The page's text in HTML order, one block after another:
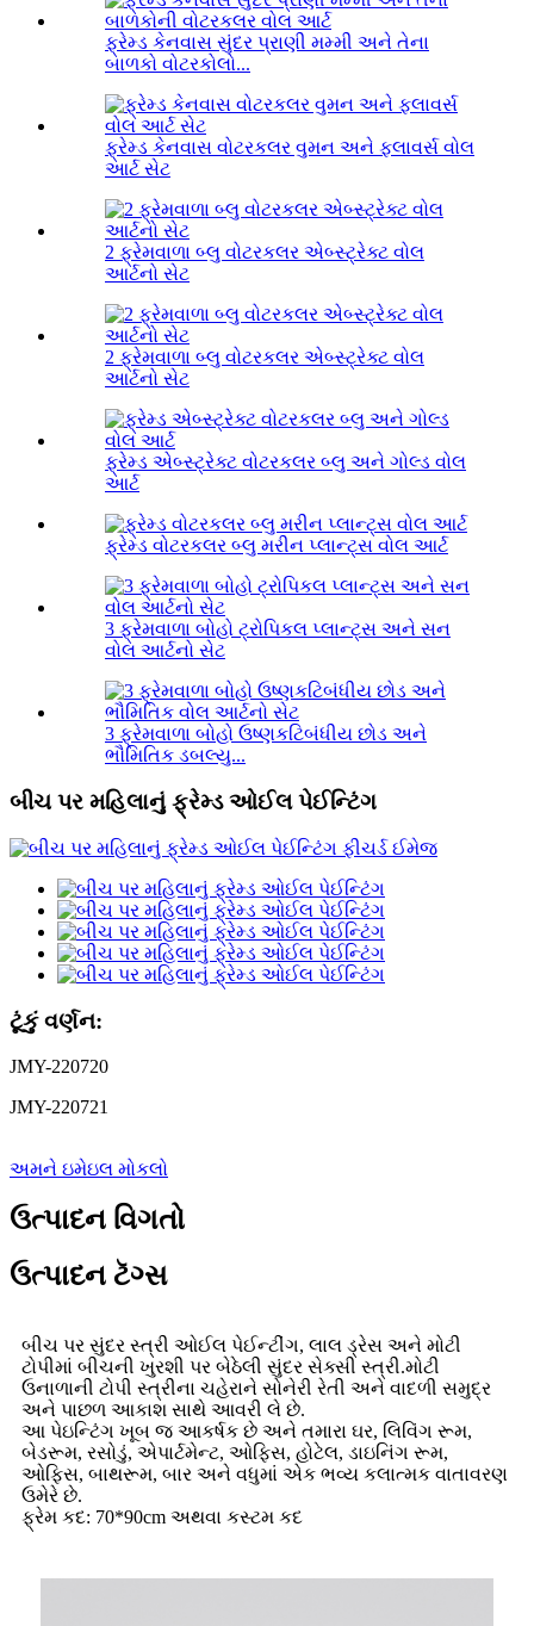
ફ્રેમ્ડ કેનવાસ સુંદર પ્રાણી મમ્મી અને તેના
બાળકો વોટરકોલો...
ફ્રેમ્ડ કેનવાસ વોટરકલર વુમન અને ફ્લાવર્સ વોલ
આર્ટ સેટ
2 ફ્રેમવાળા બ્લુ વોટરકલર એબ્સ્ટ્રેક્ટ વોલ
આર્ટનો સેટ
2 ફ્રેમવાળા બ્લુ વોટરકલર એબ્સ્ટ્રેક્ટ વોલ
આર્ટનો સેટ
ફ્રેમ્ડ એબ્સ્ટ્રેક્ટ વોટરકલર બ્લુ અને ગોલ્ડ વોલ
આર્ટ
ફ્રેમ્ડ વોટરકલર બ્લુ મરીન પ્લાન્ટ્સ વોલ આર્ટ
3 ફ્રેમવાળા બોહો ટ્રોપિકલ પ્લાન્ટ્સ અને સન
વોલ આર્ટનો સેટ
3 ફ્રેમવાળા બોહો ઉષ્ણકટિબંધીય છોડ અને
ભૌમિતિક ડબલ્યુ...
બીચ પર મહિલાનું ફ્રેમ્ડ ઓઈલ પેઈન્ટિંગ
ટૂંકું વર્ણન:
JMY-220720
JMY-220721
અમને ઇમેઇલ મોકલો
ઉત્પાદન વિગતો
ઉત્પાદન ટૅગ્સ
બીચ પર સુંદર સ્ત્રી ઓઈલ પેઈન્ટીંગ, લાલ ડ્રેસ અને મોટી
ટોપીમાં બીચની ખુરશી પર બેઠેલી સુંદર સેક્સી સ્ત્રી.મોટી
ઉનાળાની ટોપી સ્ત્રીના ચહેરાને સોનેરી રેતી અને વાદળી સમુદ્ર
અને પાછળ આકાશ સાથે આવરી લે છે.
આ પેઇન્ટિંગ ખૂબ જ આકર્ષક છે અને તમારા ઘર, લિવિંગ રૂમ,
બેડરૂમ, રસોડું, એપાર્ટમેન્ટ, ઓફિસ, હોટેલ, ડાઇનિંગ રૂમ,
ઓફિસ, બાથરૂમ, બાર અને વધુમાં એક ભવ્ય કલાત્મક વાતાવરણ
ઉમેરે છે.
ફ્રેમ કદ: 70*90cm અથવા કસ્ટમ કદ